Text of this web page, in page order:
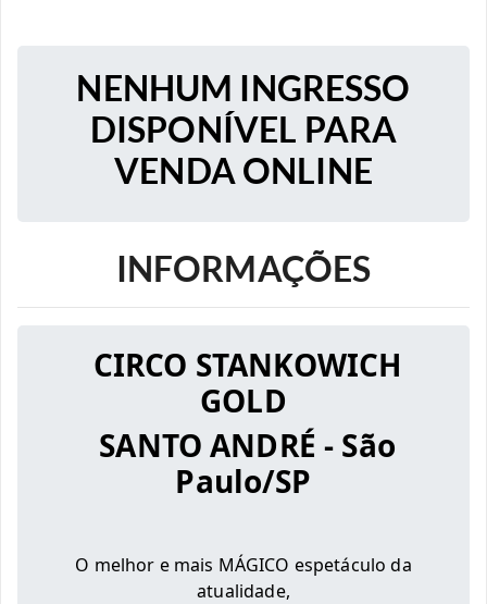
NENHUM INGRESSO
DISPONÍVEL PARA
VENDA ONLINE
INFORMAÇÕES
CIRCO STANKOWICH
GOLD
SANTO ANDRÉ - São
Paulo/SP
O melhor e mais MÁGICO espetáculo da
atualidade,